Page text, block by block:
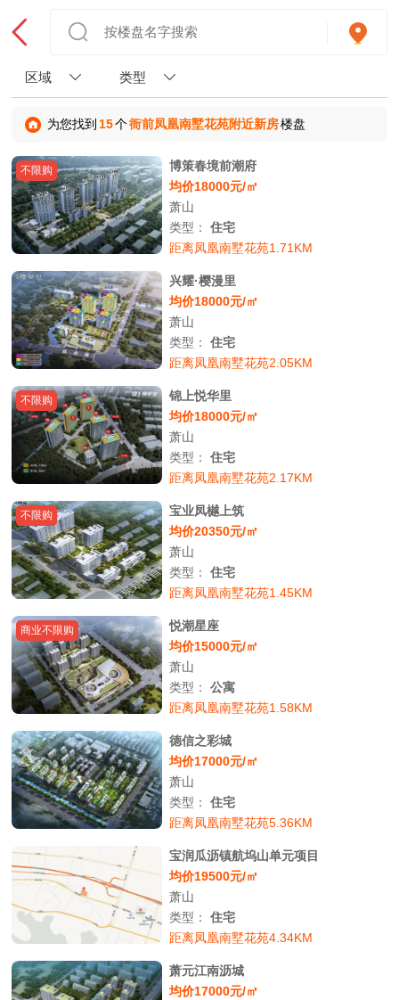
区域 类型
为您找到 15个衙前凤凰南墅花苑附近新房楼盘
不限购
博策春境前潮府
均价18000元/㎡
萧山
类型：住宅
距离凤凰南墅花苑1.71KM
兴耀·樱漫里
均价18000元/㎡
萧山
类型：住宅
距离凤凰南墅花苑2.05KM
不限购
锦上悦华里
均价18000元/㎡
萧山
类型：住宅
距离凤凰南墅花苑2.17KM
不限购
宝业凤樾上筑
均价20350元/㎡
萧山
类型：住宅
距离凤凰南墅花苑1.45KM
商业不限购
悦潮星座
均价15000元/㎡
萧山
类型：公寓
距离凤凰南墅花苑1.58KM
德信之彩城
均价17000元/㎡
萧山
类型：住宅
距离凤凰南墅花苑5.36KM
宝润瓜沥镇航坞山单元项目
均价19500元/㎡
萧山
类型：住宅
距离凤凰南墅花苑4.34KM
萧元江南沥城
均价17000元/㎡